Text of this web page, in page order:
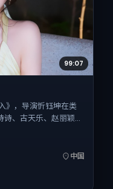
99:07
》，导演忻钰坤在类
、古天乐、赵丽颖、
3日（公映登记日
有度。
中国